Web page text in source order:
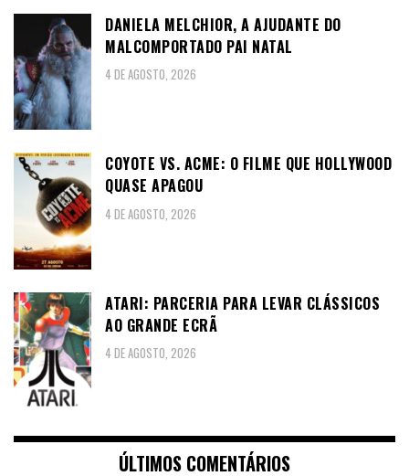
DANIELA MELCHIOR, A AJUDANTE DO
MALCOMPORTADO PAI NATAL
4 DE AGOSTO, 2026
COYOTE VS. ACME: O FILME QUE HOLLYWOOD
QUASE APAGOU
4 DE AGOSTO, 2026
ATARI: PARCERIA PARA LEVAR CLÁSSICOS
AO GRANDE ECRÃ
4 DE AGOSTO, 2026
ÚLTIMOS COMENTÁRIOS